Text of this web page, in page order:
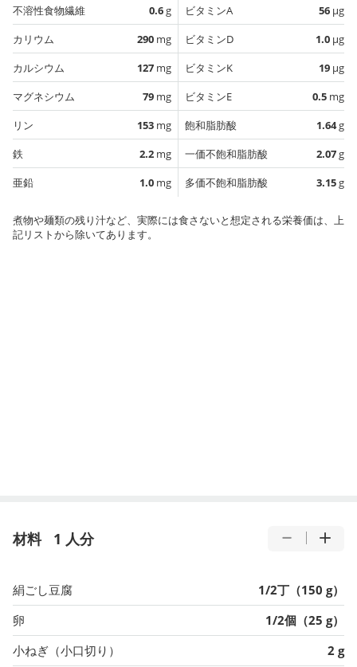
不溶性食物繊維
0.6g
カリウム
290 mg
カルシウム
127 mg
マグネシウム
79 mg
リン
153 mg
鉄
2.2 mg
亜鉛
1.0 mg
ビタミンA
56 µg
ビタミンD
1.0 µg
ビタミンK
19 µg
ビタミンE
0.5 mg
飽和脂肪酸
1.64g
一価不飽和脂肪酸
2.07g
多価不飽和脂肪酸
3.15g
煮物や麺類の残り汁など、実際には食さないと想定される栄養価は、上
記リストから除いてあります。
材料 1 人分
絹ごし豆腐
1/2丁（150 g）
卵
1/2個（25 g）
小ねぎ（小口切り）
2 g